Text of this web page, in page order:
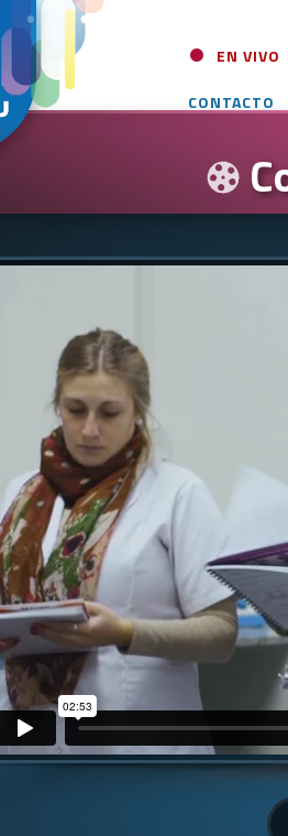
EN VIVO
CONTACTO